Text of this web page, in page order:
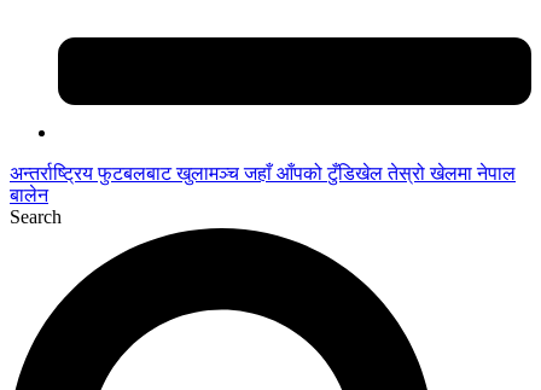
अन्तर्राष्ट्रिय फुटबलबाट खुलामञ्च जहाँ आँपको टुँडिखेल तेस्रो खेलमा नेपाल
बालेन
Search